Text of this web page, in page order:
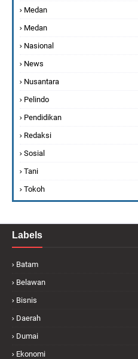
Medan
Medan
Nasional
News
Nusantara
Pelindo
Pendidikan
Redaksi
Sosial
Tani
Tokoh
Labels
Batam
Belawan
Bisnis
Daerah
Dumai
Ekonomi